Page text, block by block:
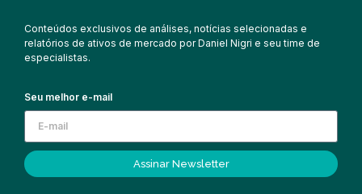
Conteúdos exclusivos de análises, notícias selecionadas e
relatórios de ativos de mercado por Daniel Nigri e seu time de
especialistas.
Seu melhor e-mail
Assinar Newsletter